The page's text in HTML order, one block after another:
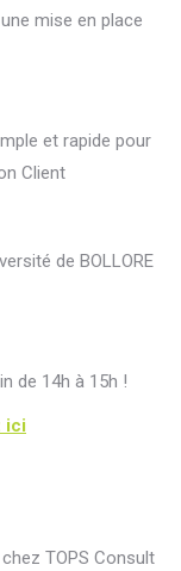
mise en place
et rapide pour
Client
de BOLLORE
de 14h à 15h !
ici
TOPS Consult